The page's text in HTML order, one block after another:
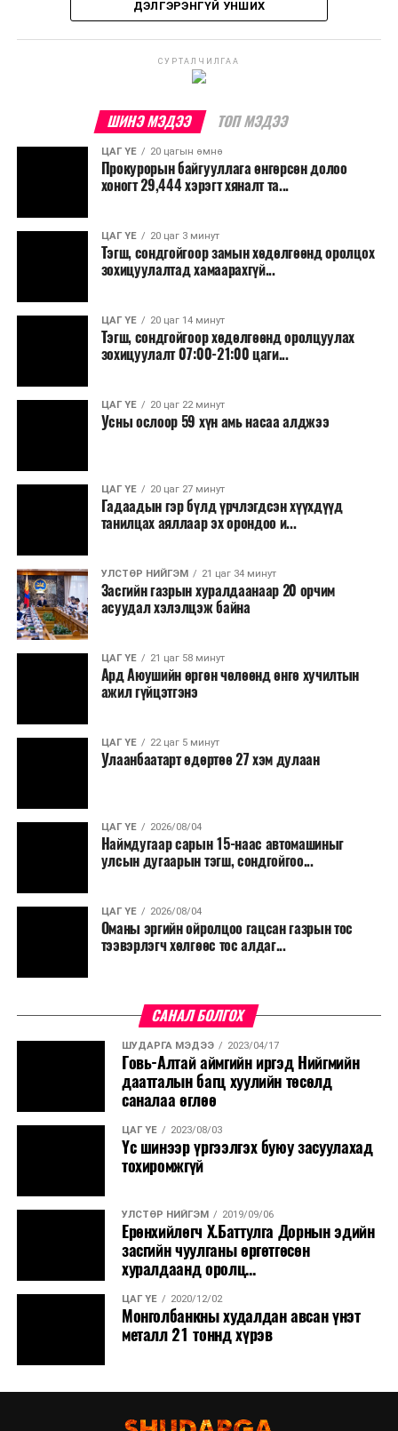
цагийн хооронд хэрэгжих бөгөөд бүсчлэл
хэмжээнд шийдвэр үйлчилнэ.
ДЭЛГЭРЭНГҮЙ УНШИХ
СУРТАЛЧИЛГАА
ШИНЭ МЭДЭЭ ТОП МЭДЭЭ
ЦАГ ҮЕ 20 цагын өмнө
Прокурорын байгууллага өнгөрсөн долоо
хоногт 29,444 хэрэгт хяналт та...
ЦАГ ҮЕ 20 цаг 3 минут
Тэгш, сондгойгоор замын хөдөлгөөнд оролцох
зохицуулалтад хамаарахгүй...
ЦАГ ҮЕ 20 цаг 14 минут
Тэгш, сондгойгоор хөдөлгөөнд оролцуулах
зохицуулалт 07:00-21:00 цаги...
ЦАГ ҮЕ 20 цаг 22 минут
Усны ослоор 59 хүн амь насаа алджээ
ЦАГ ҮЕ 20 цаг 27 минут
Гадаадын гэр бүлд үрчлэгдсэн хүүхдүүд
танилцах аяллаар эх орондоо и...
УЛСТӨР НИЙГЭМ 21 цаг 34 минут
Засгийн газрын хуралдаанаар 20 орчим
асуудал хэлэлцэж байна
ЦАГ ҮЕ 21 цаг 58 минут
Ард Аюушийн өргөн чөлөөнд өнгө хучилтын
ажил гүйцэтгэнэ
ЦАГ ҮЕ 22 цаг 5 минут
Улаанбаатарт өдөртөө 27 хэм дулаан
ЦАГ ҮЕ 2026/08/04
Наймдугаар сарын 15-наас автомашиныг
улсын дугаарын тэгш, сондгойгоо...
ЦАГ ҮЕ 2026/08/04
Оманы эргийн ойролцоо гацсан газрын тос
тээвэрлэгч хөлгөөс тос алдаг...
САНАЛ БОЛГОХ
ШУДАРГА МЭДЭЭ 2023/04/17
Говь-Алтай аймгийн иргэд Нийгмийн
даатгалын багц хуулийн төсөлд
саналаа өглөө
ЦАГ ҮЕ 2023/08/03
Үс шинээр үргээлгэх буюу засуулахад
тохиромжгүй
УЛСТӨР НИЙГЭМ 2019/09/06
Ерөнхийлөгч Х.Баттулга Дорнын эдийн
засгийн чуулганы өргөтгөсөн
хуралдаанд оролц...
ЦАГ ҮЕ 2020/12/02
Монголбанкны худалдан авсан үнэт
металл 21 тоннд хүрэв